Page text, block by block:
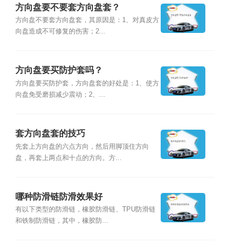
方向盘要不要套方向盘套？
方向盘不要套方向盘套，其原因是：1、对真皮方
向盘造成不可修复的伤害；2...
方向盘要买防护套吗？
方向盘要买防护套，方向盘套的好处是：1、使方
向盘免受磨损减少震动；2、...
套方向盘套的技巧
先套上方向盘的六点方向，然后用脚顶住方向
盘，再套上两点和十点的方向。方...
哪种防滑链防滑效果好
有以下类型的防滑链，橡胶防滑链、TPU防滑链
和铁制防滑链，其中，橡胶防...